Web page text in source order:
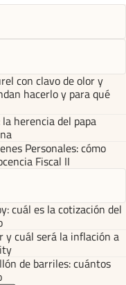
con clavo de olor y
hacerlo y para qué
herencia del papa
Personales: cómo
Fiscal II
cuál es la cotización del
y cuál será la inflación a
de barriles: cuántos